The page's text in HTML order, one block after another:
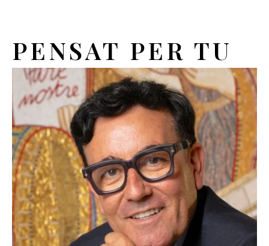
PENSAT PER TU